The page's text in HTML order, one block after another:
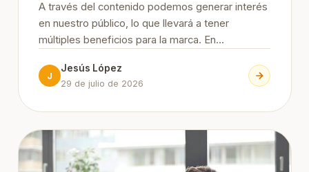
A través del contenido podemos generar interés
en nuestro público, lo que llevará a tener
múltiples beneficios para la marca. En
para escribir un post perfecto que te ayudarán a
lograr tus objetivos. Continue
J
Jesús López
29 de julio de 2026